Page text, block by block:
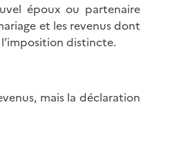
époux ou partenaire
et les revenus dont
distincte.
mais la déclaration